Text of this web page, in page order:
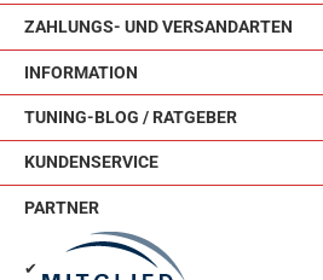
ZAHLUNGS- UND VERSANDARTEN
INFORMATION
TUNING-BLOG / RATGEBER
KUNDENSERVICE
PARTNER
✔